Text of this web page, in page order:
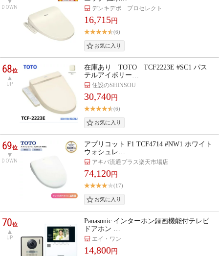
DOWN デンキデポ プロセレクト
16,715円
(6)
68位
UP
在庫あり TOTO TCF2223E #SC1 パス
テルアイボリー…
住設のSHINSOU
30,740円
(6)
69位
DOWN
アプリコット F1 TCF4714 #NW1 ホワイト
ウォシュレ…
アキバ流通プラス楽天市場店
74,120円
(17)
70位
UP
Panasonic インターホン録画機能付テレビ
ドアホン …
エイ・ワン
14,800円